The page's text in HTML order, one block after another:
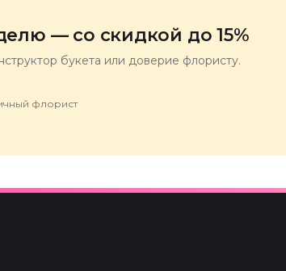
— со скидкой до 15%
букета или доверие флористу.
флорист